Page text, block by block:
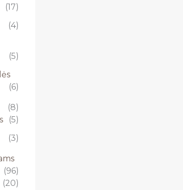
(17)
(4)
(5)
(6)
(8)
(5)
(3)
(96)
(20)